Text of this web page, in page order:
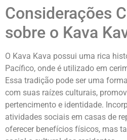
Considerações
sobre o Kava
O Kava Kava possui uma rica
Pacífico, onde é utilizado em
Essa tradição pode ser uma
com suas raízes culturais,
pertencimento e identidade.
atividades sociais em casas de
oferecer benefícios físicos, mas